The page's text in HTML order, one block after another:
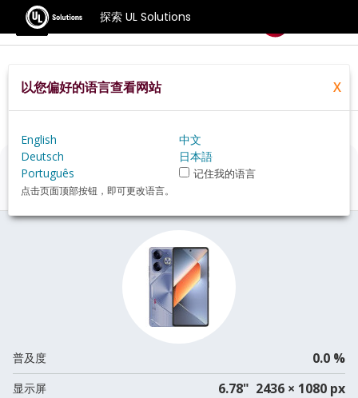
探索 UL Solutions
基准测试
Home Zh Hans Hardware
Tecno+Pova+6+review
Tecno Pova 6 评估
普及度 0.0 %
显示屏 6.78" 2436 × 1080 px
以您偏好的语言查看网站 X
English
中文
Deutsch
日本語
Português
记住我的语言
点击页面顶部按钮，即可更改语言。